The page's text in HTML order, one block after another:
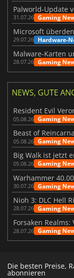
31.07.26 Gaming
29.07.26 Hardware-
28.07.26 Gaming
NEWS, GUTE
05.08.26 Gaming
05.08.26 Gaming
05.08.26 Gaming
30.07.26 Gaming
Nioh 3: DLC Hell
28.07.26 Gaming
28.07.26 Gaming
Die besten Preise,
abonnieren